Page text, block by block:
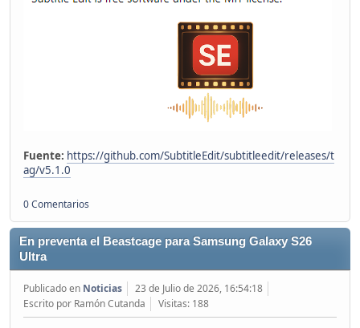
Fuente: https://github.com/SubtitleEdit/subtitleedit/releases/t
ag/v5.1.0
0 Comentarios
En preventa el Beastcage para Samsung Galaxy S26
Ultra
Publicado en Noticias
23 de Julio de 2026, 16:54:18
Escrito por Ramón Cutanda
Visitas: 188